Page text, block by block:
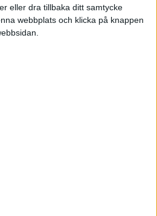
eller dra tillbaka ditt samtycke
webbplats och klicka på knappen